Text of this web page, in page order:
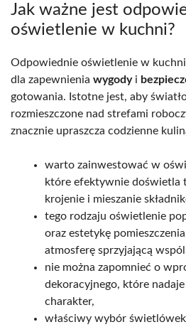
Jak ważne jest
oświetlenie w kuchni?
Odpowiednie oświetlenie w
dla zapewnienia wygodyi
gotowania. Istotne jest, aby
rozmieszczone nad strefami
znacznie upraszcza codzienne
warto zainwestować w
które efektywnie doświetla
krojenie i mieszanie
tego rodzaju oświetlenie
oraz estetykę
atmosferę sprzyjającą
nie można zapomnieć o
dekoracyjnego, które
charakter,
właściwy wybór